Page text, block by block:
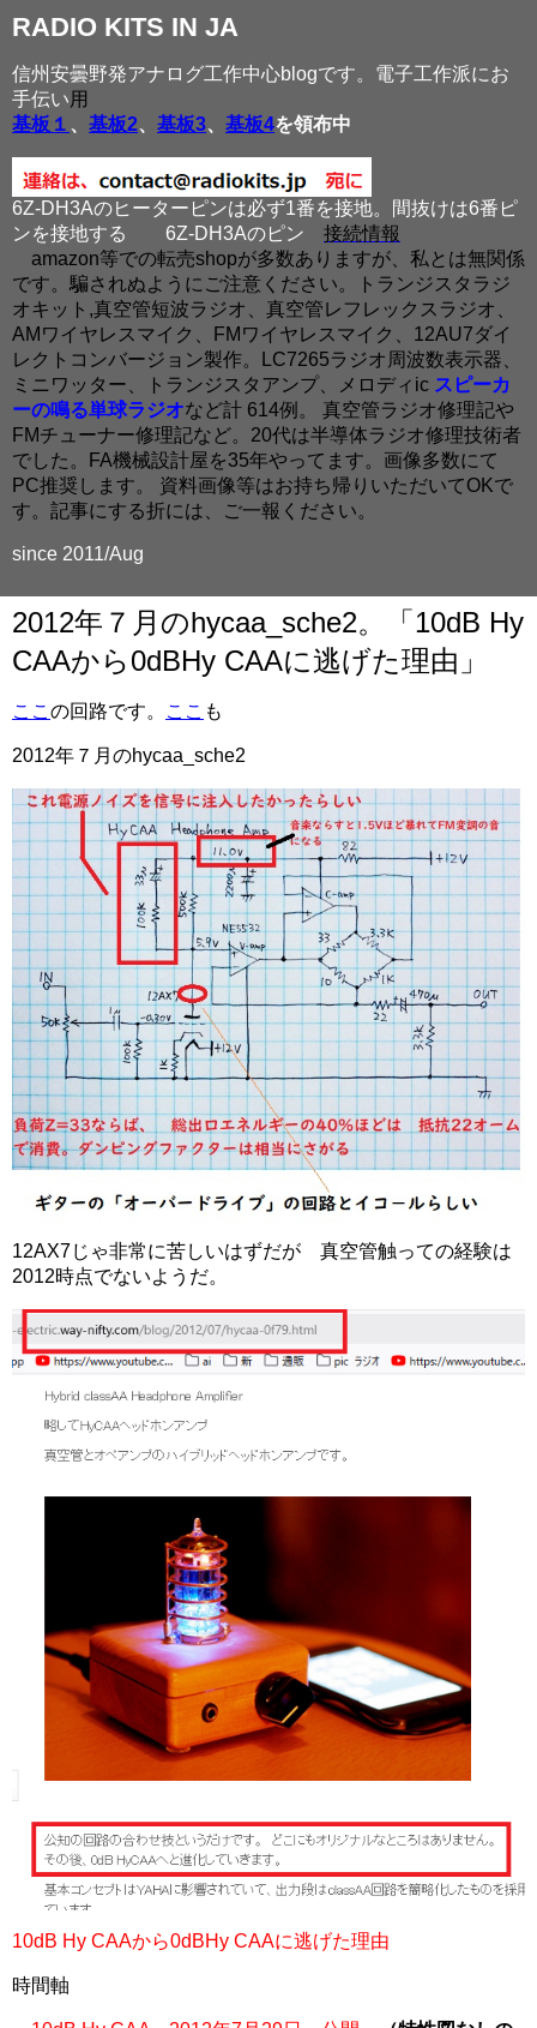
RADIO KITS IN JA
信州安曇野発アナログ工作中心blogです。電子工作派にお
手伝い用
基板１ 、 基板2、 基板3、 基板4を領布中
6Z-DH3Aのヒーターピンは必ず1番を接地。間抜けは6番ピ
ンを接地する
6Z-DH3Aのピン 接続情報
amazon等での転売shopが多数ありますが、私とは無関係
です。騙されぬようにご注意ください。トランジスタラジ
オキット,真空管短波ラジオ、真空管レフレックスラジオ、
AMワイヤレスマイク、FMワイヤレスマイク、12AU7ダイ
レクトコンバージョン製作。LC7265ラジオ周波数表示器、
ミニワッター、トランジスタアンプ、メロディic スピーカ
ーの鳴る単球ラジオなど計 614例。 真空管ラジオ修理記や
FMチューナー修理記など。20代は半導体ラジオ修理技術者
でした。FA機械設計屋を35年やってます。画像多数にて
PC推奨します。 資料画像等はお持ち帰りいただいてOKで
す。記事にする折には、ご一報ください。
since 2011/Aug
2012年７月のhycaa_sche2。「10dB Hy
CAAから0dBHy CAAに逃げた理由」
ここ の回路です。 ここ も
2012年７月のhycaa_sche2
12AX7じゃ非常に苦しいはずだが 真空管触っての経験は
2012時点でないようだ。
10dB Hy CAAから0dBHy CAAに逃げた理由
時間軸